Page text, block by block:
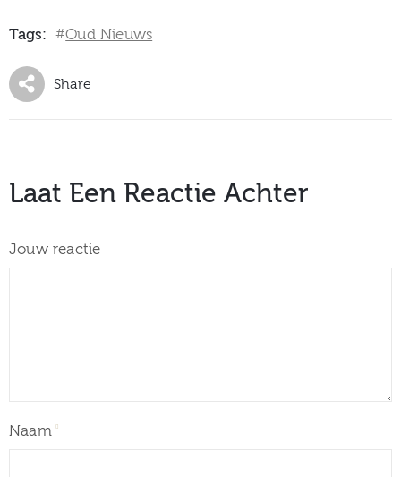
Tags: #Oud Nieuws
Share
Laat Een Reactie Achter
Jouw reactie
Naam